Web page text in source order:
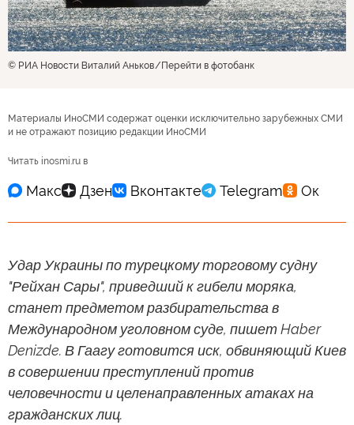
© РИА Новости Виталий Аньков Перейти в фотобанк
Материалы ИноСМИ содержат оценки исключительно зарубежных СМИ
и не отражают позицию редакции ИноСМИ
Читать inosmi.ru в
Удар Украины по турецкому торговому судну
"Рейхан Сары", приведший к гибели моряка,
станет предметом разбирательства в
Международном уголовном суде, пишет Haber
Denizde. В Гаагу готовится иск, обвиняющий Киев
в совершении преступлений против
человечности и целенаправленных атаках на
гражданских лиц.